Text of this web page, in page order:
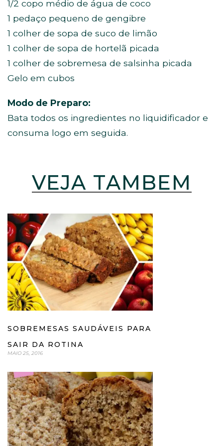
1/2 copo médio de água de coco
1 pedaço pequeno de gengibre
1 colher de sopa de suco de limão
1 colher de sopa de hortelã picada
1 colher de sobremesa de salsinha picada
Gelo em cubos
Modo de Preparo:
Bata todos os ingredientes no liquidificador e
consuma logo em seguida.
VEJA TAMBÉM
SOBREMESAS SAUDÁVEIS PARA
SAIR DA ROTINA
MAIO 25, 2016